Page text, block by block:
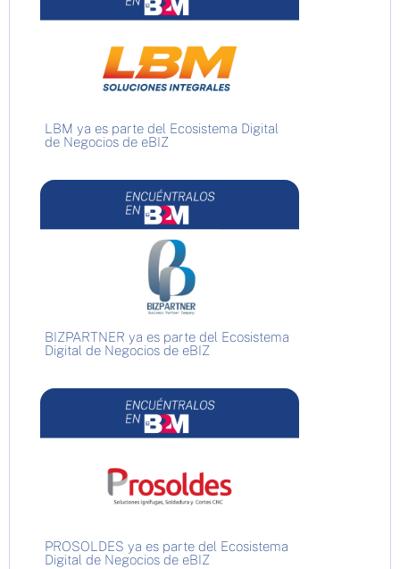
LBM ya es parte del Ecosistema Digital
de Negocios de eBIZ
BIZPARTNER ya es parte del Ecosistema
Digital de Negocios de eBIZ
PROSOLDES ya es parte del Ecosistema
Digital de Negocios de eBIZ